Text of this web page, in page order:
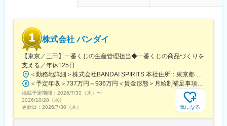
◇ＴＤＫ株式会社の魅力◇
ＴＤＫはフェライトコアを世界で初めて製品化した総合電子部品
メーカーです。最先端技術に取り組んでおり、EVやドローン内部
にも使われる世界屈指の技術力を誇ります。社員数10万3千人、
海外の連結子会社は100社を超える大手企業ながら、前職での経
験を考慮した評価制度が存在するため個人の実力が適切に評価さ
れる体制が整っているため、中途入社後に部門のリーダーを担っ
ている方も多く存在します。勤続年数や経験に問わず手を挙げた
方にチャンスがあるのは、東京工業大学発のベンチャー企業なら
ではの魅力です。
株式会社 バンダイ
【東京／三田】一番くじの生産管理担当◆一番くじの商品づくりを
支える／年休125日
＜勤務地詳細＞株式会社BANDAI SPIRITS 本社住所：東京都 港区三田三丁目5‐19 住友不動産東京三田ガーデンタワー受動喫煙対策：敷地内喫煙可能場所あり変更の範囲：会社の定める事業所
＜予定年収＞737万円～936万円＜賃金形態＞月給制補足事項なし＜賃金内訳＞月額（基本給）：315,000円～400,000円＜月給＞315,000円～400,000円＜昇給有無＞有＜残業手当＞有＜給与補足＞※役職と給与は、経験・能力などを考慮し最終決定■昇給：年1回■賞与：年1回賃金はあくまでも目安の金額であり、選考を通じて上下する可能性があります。月給(月額)は固定手当を含めた表記です。
掲載予定期間： 2026/7/30（木） 〜
2026/10/28（水）
更新日： 2026/7/30（木） 気になる